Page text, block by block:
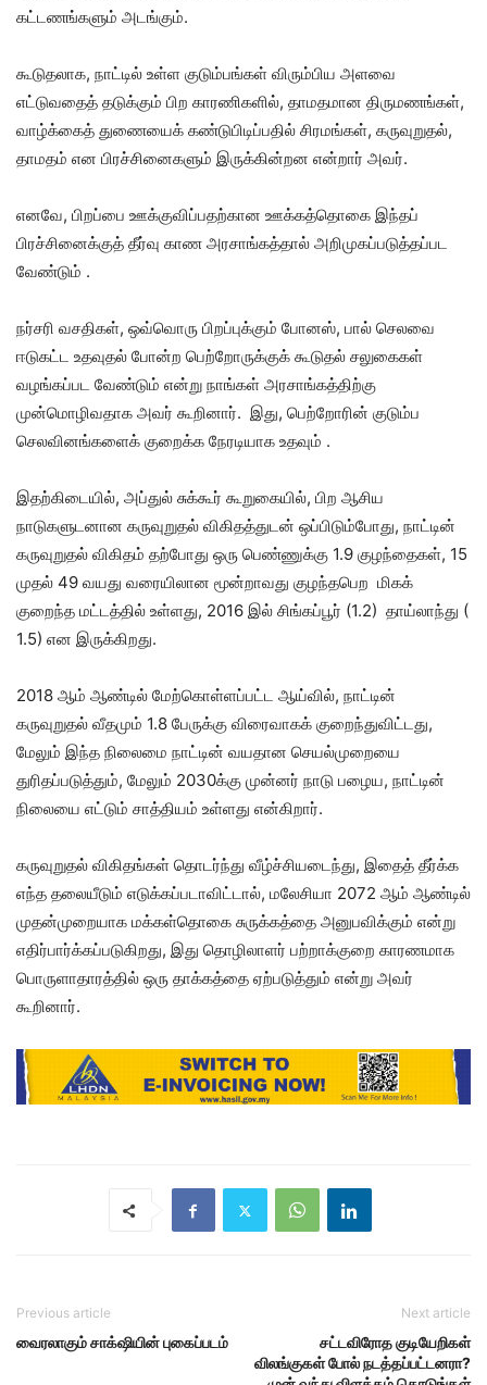
கட்டணங்களும் அடங்கும்.
கூடுதலாக, நாட்டில் உள்ள குடும்பங்கள் விரும்பிய அளவை
எட்டுவதைத் தடுக்கும் பிற காரணிகளில், தாமதமான திருமணங்கள்,
வாழ்க்கைத் துணையைக் கண்டுபிடிப்பதில் சிரமங்கள், கருவுறுதல்,
தாமதம் என பிரச்சினைகளும் இருக்கின்றன என்றார் அவர்.
எனவே, பிறப்பை ஊக்குவிப்பதற்கான ஊக்கத்தொகை இந்தப்
பிரச்சினைக்குத் தீர்வு காண அரசாங்கத்தால் அறிமுகப்படுத்தப்பட
வேண்டும் .
நர்சரி வசதிகள், ஒவ்வொரு பிறப்புக்கும் போனஸ், பால் செலவை
ஈடுகட்ட உதவுதல் போன்ற பெற்றோருக்குக் கூடுதல் சலுகைகள்
வழங்கப்பட வேண்டும் என்று நாங்கள் அரசாங்கத்திற்கு
முன்மொழிவதாக அவர் கூறினார். இது, பெற்றோரின் குடும்ப
செலவினங்களைக் குறைக்க நேரடியாக உதவும் .
இதற்கிடையில், அப்துல் சுக்கூர் கூறுகையில், பிற ஆசிய
நாடுகளுடனான கருவுறுதல் விகிதத்துடன் ஒப்பிடும்போது, ​​நாட்டின்
கருவுறுதல் விகிதம் தற்போது ஒரு பெண்ணுக்கு 1.9 குழந்தைகள், 15
முதல் 49 வயது வரையிலான மூன்றாவது குழந்தபெற மிகக்
குறைந்த மட்டத்தில் உள்ளது, 2016 இல் சிங்கப்பூர் (1.2) தாய்லாந்து (
1.5) என இருக்கிறது.
2018 ஆம் ஆண்டில் மேற்கொள்ளப்பட்ட ஆய்வில், நாட்டின்
கருவுறுதல் வீதமும் 1.8 பேருக்கு விரைவாகக் குறைந்துவிட்டது,
மேலும் இந்த நிலைமை நாட்டின் வயதான செயல்முறையை
துரிதப்படுத்தும், மேலும் 2030க்கு முன்னர் நாடு பழைய, நாட்டின்
நிலையை எட்டும் சாத்தியம் உள்ளது என்கிறார்.
கருவுறுதல் விகிதங்கள் தொடர்ந்து வீழ்ச்சியடைந்து, இதைத் தீர்க்க
எந்த தலையீடும் எடுக்கப்படாவிட்டால், மலேசியா 2072 ஆம் ஆண்டில்
முதன்முறையாக மக்கள்தொகை சுருக்கத்தை அனுபவிக்கும் என்று
எதிர்பார்க்கப்படுகிறது, இது தொழிலாளர் பற்றாக்குறை காரணமாக
பொருளாதாரத்தில் ஒரு தாக்கத்தை ஏற்படுத்தும் என்று அவர்
கூறினார்.
Previous article
வைரலாகும் சாக்‌ஷியின் புகைப்படம்
Next article
சட்டவிரோத குடியேறிகள்
விலங்குகள் போல் நடத்தப்பட்டனரா?